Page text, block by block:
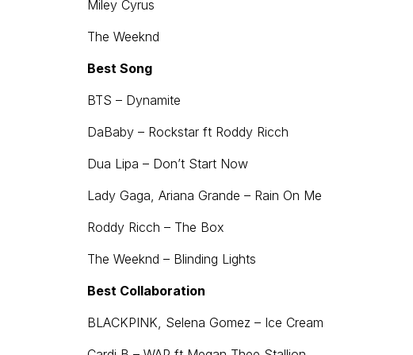
Miley Cyrus
The Weeknd
Best Song
BTS – Dynamite
DaBaby – Rockstar ft Roddy Ricch
Dua Lipa – Don’t Start Now
Lady Gaga, Ariana Grande – Rain On Me
Roddy Ricch – The Box
The Weeknd – Blinding Lights
Best Collaboration
BLACKPINK, Selena Gomez – Ice Cream